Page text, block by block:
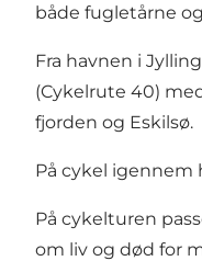
både fugletårne
Fra havnen i
(Cykelrute 40)
fjorden og Eskilsø.
På cykel igennem
På cykelturen
om liv og død for